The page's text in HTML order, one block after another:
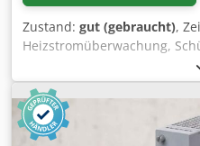
Zustand: gut (gebraucht),
Heizstromüberwachung,
Contactor Crsdpfx Agob A
Preis: pro Stück -Anzahl: 5x